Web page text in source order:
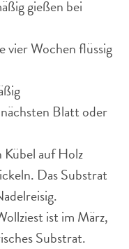
gießen bei
vier Wochen flüssig
Blatt oder
auf Holz
Das Substrat
ist im März,
Substrat.